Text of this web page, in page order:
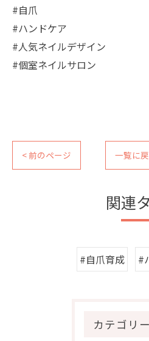
#自爪
#ハンドケア
#人気ネイルデザイン
#個室ネイルサロン
< 前のページ 一覧に
関連
#自爪育成 #
カテゴリー